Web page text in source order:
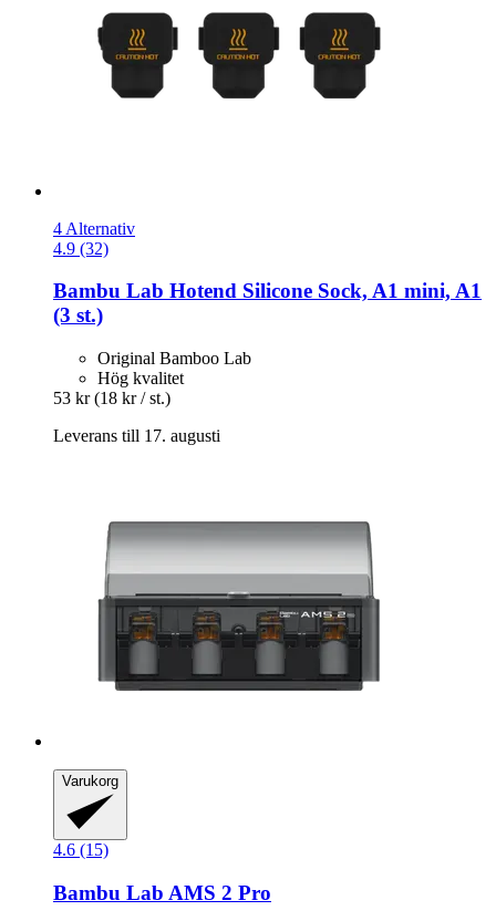
4 Alternativ
4.9 (32)
Bambu Lab Hotend Silicone Sock, A1 mini, A1
(3 st.)
Original Bamboo Lab
Hög kvalitet
53 kr (18 kr / st.)
Leverans till 17. augusti
Varukorg
4.6 (15)
Bambu Lab AMS 2 Pro